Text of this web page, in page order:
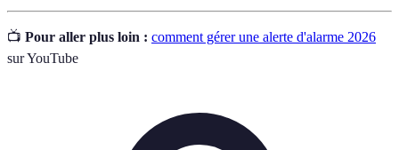
📺 Pour aller plus loin : comment gérer une alerte d'alarme 2026
sur YouTube